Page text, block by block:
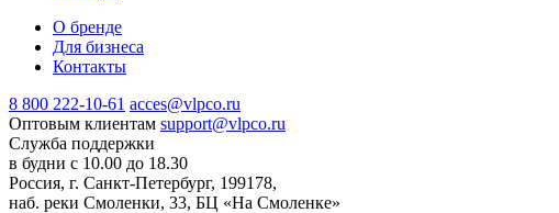
О бренде
Для бизнеса
Контакты
8 800 222-10-61 acces@vlpco.ru
Оптовым клиентам support@vlpco.ru
Служба поддержки
в будни с 10.00 до 18.30
Россия, г. Санкт-Петербург, 199178,
наб. реки Смоленки, 33, БЦ «На Смоленке»